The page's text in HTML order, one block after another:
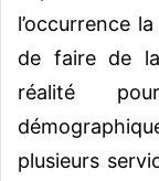
l’occurrence
de faire de
réalité
plusieurs